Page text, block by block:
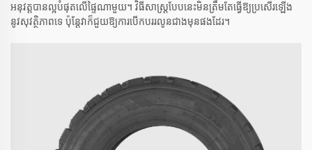
អនុវត្តបានល្អបំផុតលើផ្ទៃណាមួយ។ វិធីសាស្រ្តបែបនេះមិនត្រឹមតែធ្វើឱ្យប្រសើរឡើង
នូវសុវត្ថិភាពទេ ប៉ុន្តែវាក៏ជួយឱ្យការបើកបររលូនជាងមុនផងដែរ។